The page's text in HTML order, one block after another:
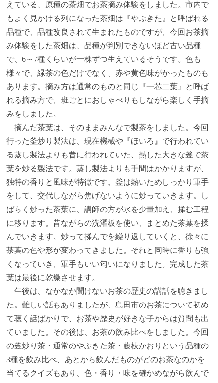
えている、原種の茶畑でお茶摘み体験をしました。市内で
もよく見かける列になった茶畑は『やぶきた』と呼ばれる
品種で、品種改良されて生まれたものですが、今回お茶摘
み体験をした茶畑は、品種が判別できないほど古い品種
で、6～7種くらいが一株ずつ生えているそうです。色も
様々で、緑茶の色だけでなく、赤や黄色味がかったものも
あります。摘み方は通常のものと同じ『一芯二葉』と呼ば
れる摘み方で、班ごとにおしゃべりもしながら楽しく手摘
みをしました。
摘んだ茶葉は、そのままみんなで製茶をしました。今回
行った釜炒り製法は、現在機械や『ほいろ』で行われてい
る蒸し製法よりも昔に行われていた、熱した大きな釜で茶
葉を炒る製法です。蒸し製法よりも手間はかかりますが、
独特の香りと風味が特徴です。釜は熱いためしっかり軍手
をして、交代しながら焦げないように炒っていきます。し
ばらく炒った茶葉に、講師の方が水を少量加え、揉む工程
に移ります。昔ながらの洗濯板を使い、まとめた茶葉を揉
んでいきます。炒って揉んでを繰り返していくと、徐々に
茶葉の色や形が変わってきました。それと同時に香りも強
くなっていき、軍手もいい匂いになりました。完成した茶
葉は最後に乾燥させます。
午後は、なかなか聞けないお茶の歴史の講話を聴きまし
た。難しい話もありましたが、島田市のお茶について初め
て聴く話ばかりで、お茶や歴史が好きな子からは質問も出
ていました。その後は、お茶の飲み比べをしました。今回
の釜炒り茶・通常のやぶきた茶・藤枝かおりという品種の
3種を飲み比べ、あとから飲んだものがどのお茶なのかを
当てるクイズもあり、色・香り・味を確かめながら飲んで